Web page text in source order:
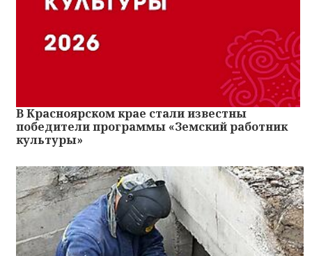
В Красноярском крае стали известны
победители программы «Земский работник
культуры»